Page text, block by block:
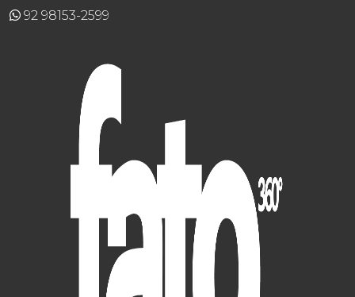
92 98153-2599